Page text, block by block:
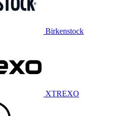
Birkenstock
XTREXO